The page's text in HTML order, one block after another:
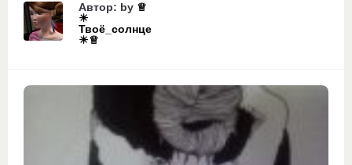
Автор: by ♕
☀
Твоё_солнце
☀♕